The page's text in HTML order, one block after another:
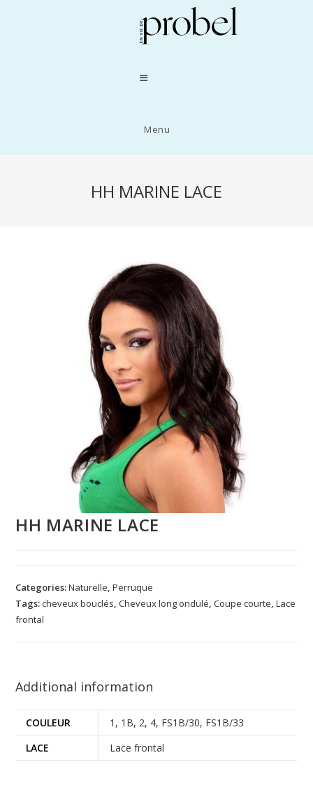
Menu
HH MARINE LACE
HH MARINE LACE
Categories:Naturelle,Perruque
Tags:cheveux bouclés,Cheveux long ondulé,Coupe courte,Lace
frontal
Additional information
COULEUR
1, 1B, 2, 4, FS1B/30, FS1B/33
LACE
Lace frontal